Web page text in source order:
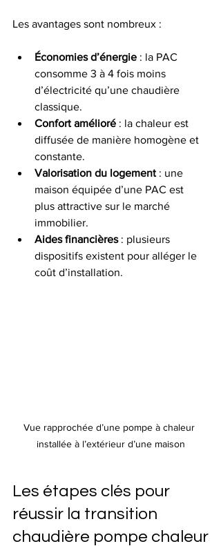
Les avantages sont nombreux :
Économies d’énergie : la PAC
consomme 3 à 4 fois moins
d’électricité qu’une chaudière
classique.
Confort amélioré : la chaleur est
diffusée de manière homogène et
constante.
Valorisation du logement : une
maison équipée d’une PAC est
plus attractive sur le marché
immobilier.
Aides financières : plusieurs
dispositifs existent pour alléger le
coût d’installation.
Vue rapprochée d’une pompe à chaleur
installée à l’extérieur d’une maison
Les étapes clés pour
réussir la transition
chaudière pompe chaleur